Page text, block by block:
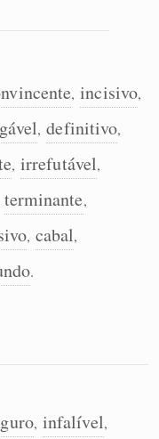
, incisivo,
, definitivo,
, irrefutável,
terminante,
, cabal,
.
, infalível,